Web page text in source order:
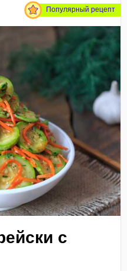
Популярный рецепт
с